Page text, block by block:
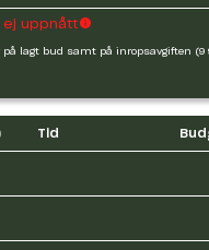
ej uppnått
lagt bud samt på inropsavgiften (9
Tid